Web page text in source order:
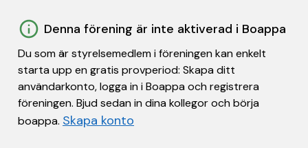
Denna förening är inte aktiverad i Boappa
Du som är styrelsemedlem i föreningen kan enkelt
starta upp en gratis provperiod: Skapa ditt
användarkonto, logga in i Boappa och registrera
föreningen. Bjud sedan in dina kollegor och börja
boappa. Skapa konto